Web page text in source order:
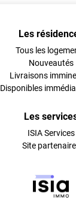
Les
Tous les
Nouveautés
Livraisons
Disponibles
Les
ISIA Services
Site